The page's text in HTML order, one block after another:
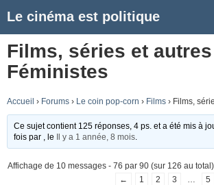
Le cinéma est politique
Films, séries et autres
Féministes
Accueil › Forums › Le coin pop-corn › Films › Films,
Ce sujet contient 125 réponses, 4 ps. et a été mis à
fois par
, le Il y a 1 année, 8 mois
Affichage de 10 messages - 76 par 90 (sur 126 au total)
←
1 2 3 5